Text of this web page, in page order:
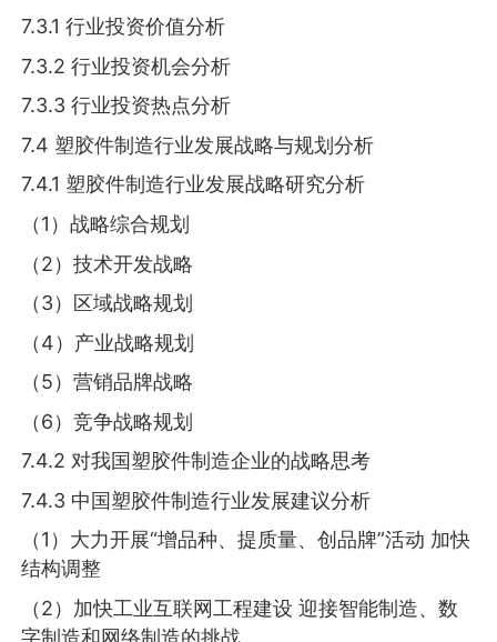
7.3.1 行业投资价值分析
7.3.2 行业投资机会分析
7.3.3 行业投资热点分析
7.4 塑胶件制造行业发展战略与规划分析
7.4.1 塑胶件制造行业发展战略研究分析
（1）战略综合规划
（2）技术开发战略
（3）区域战略规划
（4）产业战略规划
（5）营销品牌战略
（6）竞争战略规划
7.4.2 对我国塑胶件制造企业的战略思考
7.4.3 中国塑胶件制造行业发展建议分析
（1）大力开展“增品种、提质量、创品牌”活动 加快
结构调整
（2）加快工业互联网工程建设 迎接智能制造、数
字制造和网络制造的挑战